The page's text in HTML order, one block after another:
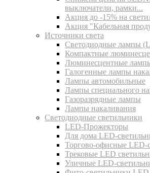
выключатели, рамки...
Акция до -15% на
Акция "Кабельная
Источники света
Светодиодные лампы
Компактные
Люминесцентные
Галогенные лампы
Лампы автомобильные
Лампы специального
Газоразрядные лампы
Лампы накаливания
Светодиодные светильники
LED-Прожекторы
Для дома LED-
Торгово-офисные LED-
Трековые LED
Уличные LED-